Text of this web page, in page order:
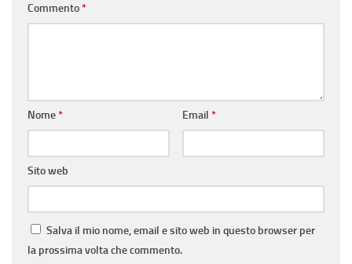
Commento*
Nome* Email *
Sito web
Salva il mio nome, email e sito web in questo browser per
la prossima volta che commento.